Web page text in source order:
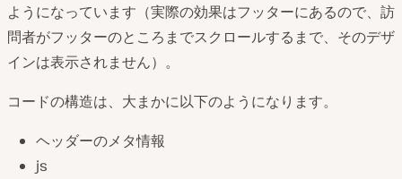
ようになっています（実際の効果はフッターにあるので、訪
問者がフッターのところまでスクロールするまで、そのデザ
インは表示されません）。
コードの構造は、大まかに以下のようになります。
ヘッダーのメタ情報
js